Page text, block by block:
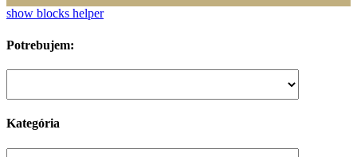
show blocks helper
Potrebujem:
Kategória